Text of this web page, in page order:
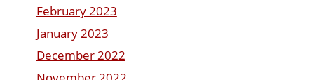
February 2023
January 2023
December 2022